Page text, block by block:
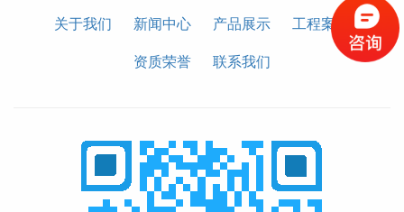
关于我们 新闻中心 产品展示
工程案例
资质荣誉
联系我们